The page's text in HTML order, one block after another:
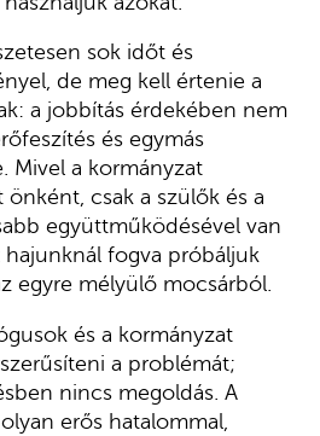
sok időt és
de meg kell értenie a
a jobbítás érdekében nem
és egymás
Mivel a kormányzat
csak a szülők és a
együttműködésével van
hajunknál fogva próbáljuk
egyre mélyülő mocsárból.
és a kormányzat
a problémát;
nincs megoldás. A
erős hatalommal,